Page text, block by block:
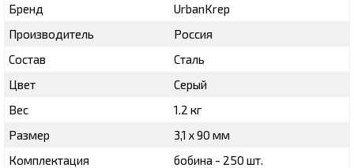
Бренд
UrbanKrep
Производитель
Россия
Состав
Сталь
Цвет
Серый
Вес
1.2 кг
Размер
3,1 х 90 мм
Комплектация
бобина - 250 шт.